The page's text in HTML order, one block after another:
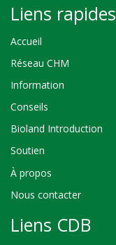
Liens rapides
Accueil
Réseau CHM
Information
Conseils
Bioland Introduction
Soutien
À propos
Nous contacter
Liens CDB